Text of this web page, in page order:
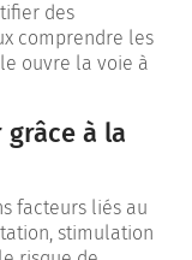
des
comprendre les
ouvre la voie à
à la
facteurs liés au
stimulation